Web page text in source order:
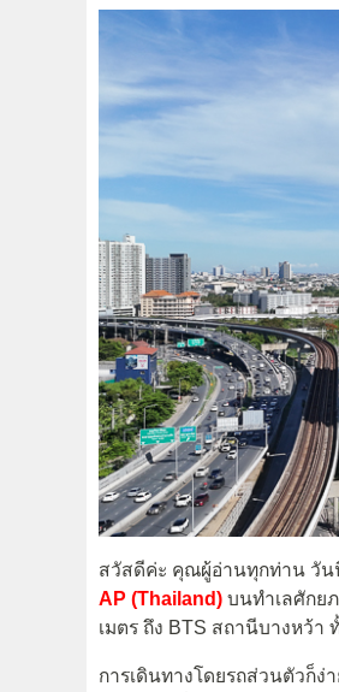
สวัสดีค่ะ คุณผู้อ่านทุกท่าน วั
AP (Thailand) บนทำเลศักย
เมตร ถึง BTS สถานีบางหว้า
การเดินทางโดยรถส่วนตัวก็ง่